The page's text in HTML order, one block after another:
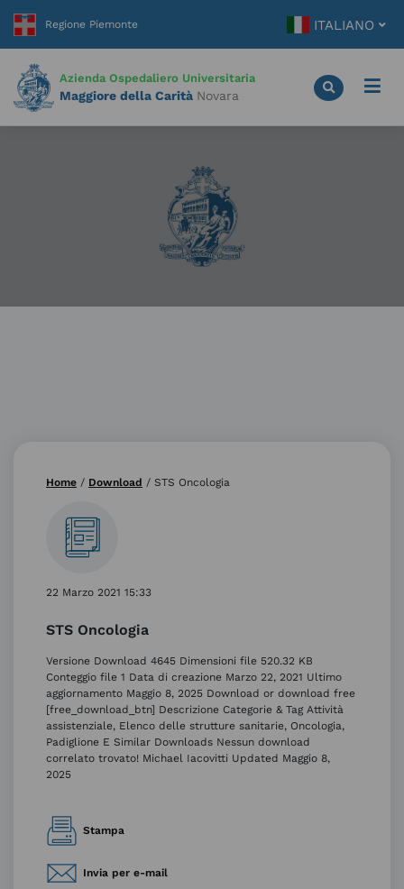
contenuto
ITALIANO
Azienda Ospedaliero Universitaria
Maggiore della Carità Novara
Home / Download / STS Oncologia
22 Marzo 2021 15:33
STS Oncologia
Versione Download 4645 Dimensioni file 520.32 KB
Conteggio file 1 Data di creazione Marzo 22, 2021 Ultimo
aggiornamento Maggio 8, 2025 Download or download free
[free_download_btn] Descrizione Categorie & Tag Attività
assistenziale, Elenco delle strutture sanitarie, Oncologia,
Padiglione E Similar Downloads Nessun download
correlato trovato! Michael Iacovitti Updated Maggio 8,
2025
Stampa
Invia per e-mail